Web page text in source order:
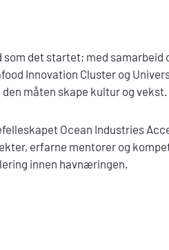
det startet; med samarbeid
Innovation Cluster og
måten skape kultur og vekst.
Ocean Industries
erfarne mentorer og
innen havnæringen.